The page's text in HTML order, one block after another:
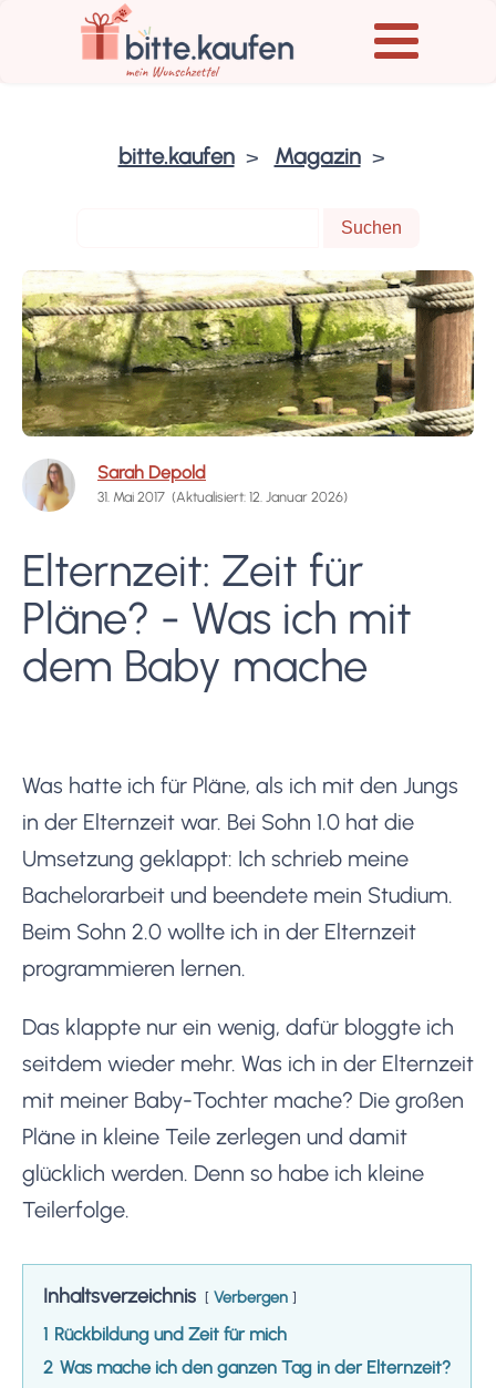
bitte.kaufen Magazin
Sarah Depold
31. Mai 2017 (Aktualisiert: 12. Januar 2026)
Elternzeit: Zeit für
Pläne? - Was ich mit
dem Baby mache
Was hatte ich für Pläne, als ich mit den Jungs
in der Elternzeit war. Bei Sohn 1.0 hat die
Umsetzung geklappt: Ich schrieb meine
Bachelorarbeit und beendete mein Studium.
Beim Sohn 2.0 wollte ich in der Elternzeit
programmieren lernen.
Das klappte nur ein wenig, dafür bloggte ich
seitdem wieder mehr. Was ich in der Elternzeit
mit meiner Baby-Tochter mache? Die großen
Pläne in kleine Teile zerlegen und damit
glücklich werden. Denn so habe ich kleine
Teilerfolge.
Inhaltsverzeichnis Verbergen
1 Rückbildung und Zeit für mich
2 Was mache ich den ganzen Tag in der Elternzeit?